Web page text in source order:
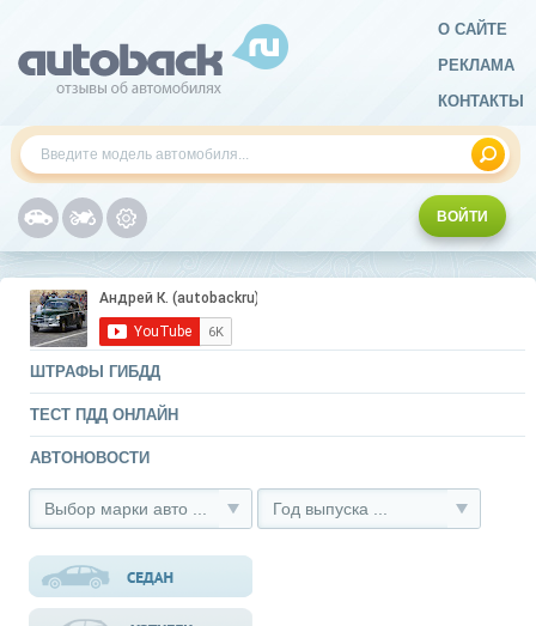
О САЙТЕ
РЕКЛАМА
КОНТАКТЫ
ВОЙТИ
ШТРАФЫ ГИБДД
ТЕСТ ПДД ОНЛАЙН
АВТОНОВОСТИ
Выбор марки авто ... Год выпуска ...